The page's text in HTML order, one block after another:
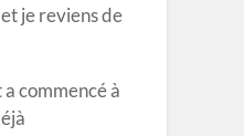
et je reviens de
a commencé à